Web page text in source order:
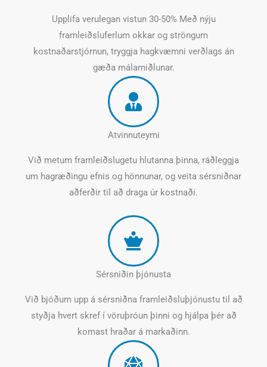
Upplifa verulegan vistun 30-50% Með nýju
framleiðsluferlum okkar og ströngum
kostnaðarstjórnun, tryggja hagkvæmni verðlags án
gæða málamiðlunar.
Atvinnuteymi
Við metum framleiðslugetu hlutanna þinna, ráðleggja
um hagræðingu efnis og hönnunar, og veita sérsniðnar
aðferðir til að draga úr kostnaði.
Sérsniðin þjónusta
Við bjóðum upp á sérsniðna framleiðsluþjónustu til að
styðja hvert skref í vöruþróun þinni og hjálpa þér að
komast hraðar á markaðinn.